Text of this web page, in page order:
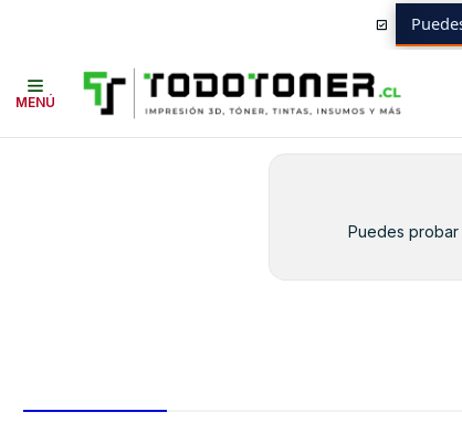
MENÚ
Equipos RICOH
Puedes